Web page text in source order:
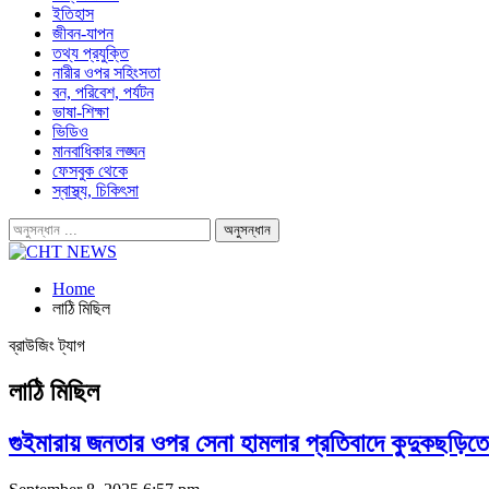
ইতিহাস
জীবন-যাপন
তথ্য প্রযুক্তি
নারীর ওপর সহিংসতা
বন, পরিবেশ, পর্যটন
ভাষা-শিক্ষা
ভিডিও
মানবাধিকার লঙ্ঘন
ফেসবুক থেকে
স্বাস্থ্য, চিকিৎসা
Home
লাঠি মিছিল
ব্রাউজিং ট্যাগ
লাঠি মিছিল
গুইমারায় জনতার ওপর সেনা হামলার প্রতিবাদে কুদুকছড়িতে